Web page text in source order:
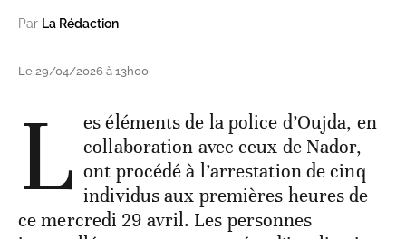
Par La Rédaction
Le 29/04/2026 à 13h00
L es éléments de la police d’Oujda, en
collaboration avec ceux de Nador,
ont procédé à l’arrestation de cinq
individus aux premières heures de
ce mercredi 29 avril. Les personnes